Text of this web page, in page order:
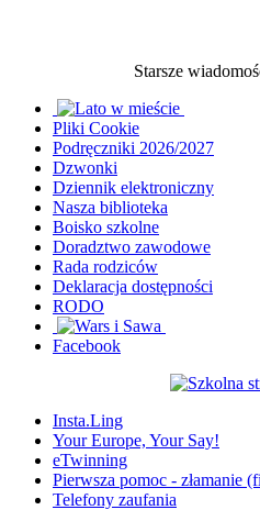
Starsze
Pliki Cookie
Podręczniki 2026/2027
Dzwonki
Dziennik elektroniczny
Nasza biblioteka
Boisko szkolne
Doradztwo zawodowe
Rada rodziców
Deklaracja dostępności
RODO
Facebook
Insta.Ling
Your Europe, Your Say!
eTwinning
Pierwsza pomoc - złamanie
Telefony zaufania